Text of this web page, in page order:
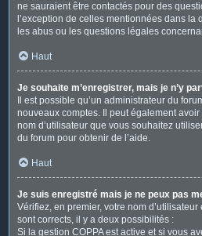
ne sauraient être contactés pour des
l’exception de celles mentionnées dans la
les abus ou les questions légales
Haut
Je souhaite m’enregistrer, mais je n’y
Il est possible qu’un administrateur du
nouveaux comptes. Il peut également
nom d’utilisateur que vous souhaitez
du forum pour obtenir de l’aide.
Haut
Je suis enregistré mais je ne peux pas
Vérifiez, en premier, votre nom d’utilisateur
sont corrects, il y a deux possibilités :
Si la gestion COPPA est active et si vous